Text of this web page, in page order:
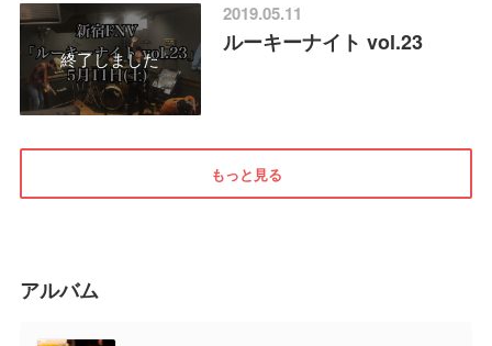
終了しました
2019.05.11
ルーキーナイト vol.23
もっと見る
アルバム